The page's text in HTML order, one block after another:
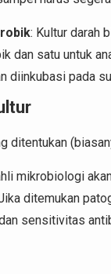
: Kultur darah
dan satu untuk
diinkubasi pada
ditentukan
mikrobiologi
ditemukan
sensitivitas